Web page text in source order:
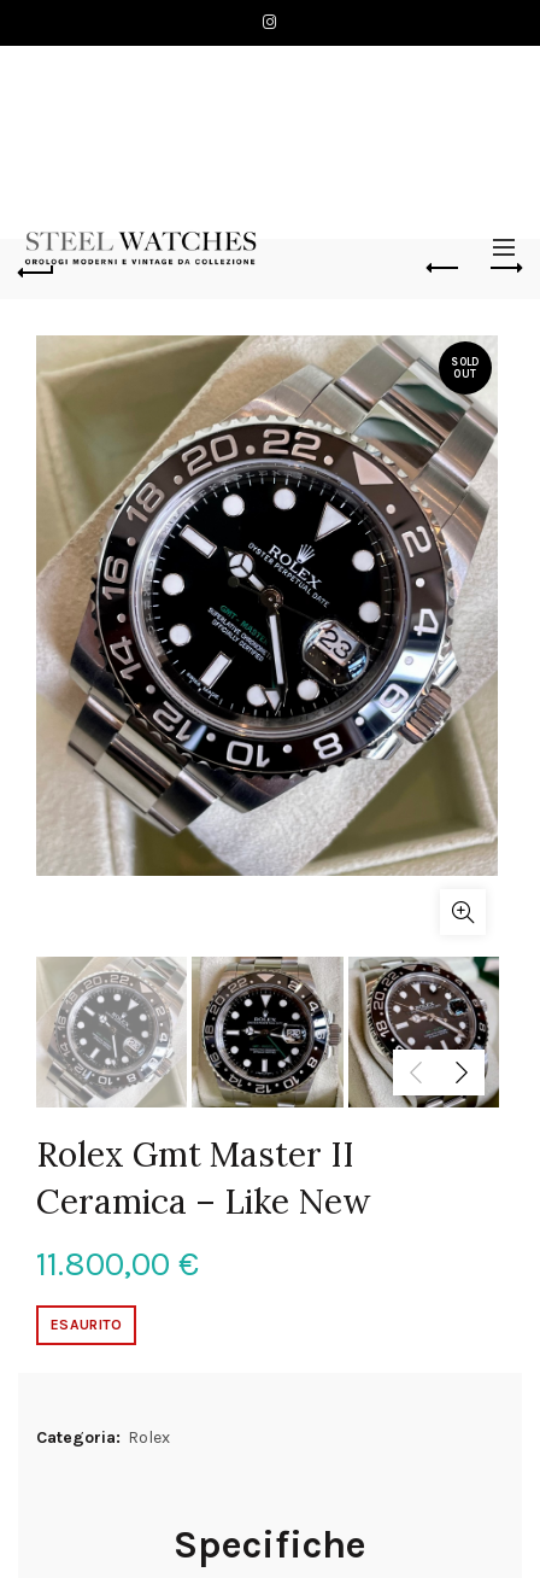
SOLD
OUT
Rolex Gmt Master II
Ceramica – Like New
11.800,00 €
ESAURITO
Categoria: Rolex
Specifiche